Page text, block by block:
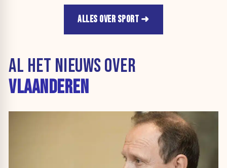
ALLES OVER SPORT
AL HET NIEUWS OVER
VLAANDEREN